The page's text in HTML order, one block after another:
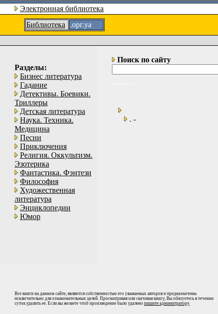
Электронная библиотека
Библиотека
.орг.уа
Разделы:
Бизнес литература
Гадание
Детективы. Боевики.
Триллеры
Детская литература
Наука. Техника.
Медицина
Песни
Приключения
Религия. Оккультизм.
Эзотерика
Фантастика. Фэнтези
Философия
Художественная
литература
Энциклопедии
Юмор
Поиск по сайту
. -
Все книги на данном сайте, являются собственностью его уважаемых авторов и предназначены
исключительно для ознакомительных целей. Просматривая или скачивая книгу, Вы обязуетесь в течении
суток удалить ее. Если вы желаете чтоб произведение было удалено пишите админитратору